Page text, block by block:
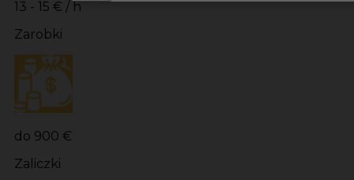
13 - 15 € / h
Zarobki
do 900 €
Zaliczki